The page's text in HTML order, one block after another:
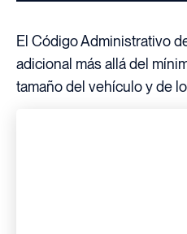
El Código Administrativo
adicional más allá del
tamaño del vehículo y de